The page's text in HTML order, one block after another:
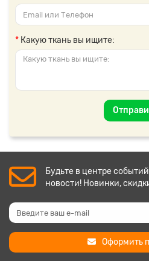
Какую ткань вы ищите:
Будьте в центре
новости! Новинки,
Оформить